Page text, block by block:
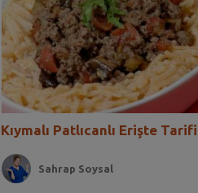
Kıymalı Patlıcanlı Erişte Tarifi
Sahrap Soysal